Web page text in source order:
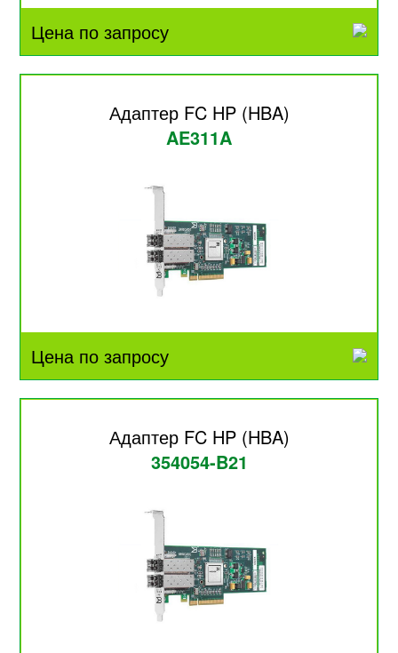
Цена по запросу
Адаптер FC HP (HBA)
AE311A
Цена по запросу
Адаптер FC HP (HBA)
354054-B21